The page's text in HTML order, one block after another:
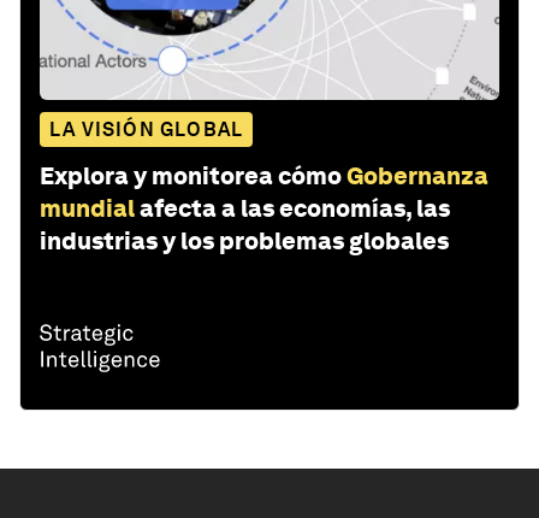
LA VISIÓN GLOBAL
Explora y monitorea cómoGobernanza
mundialafecta a las economías, las
industrias y los problemas globales